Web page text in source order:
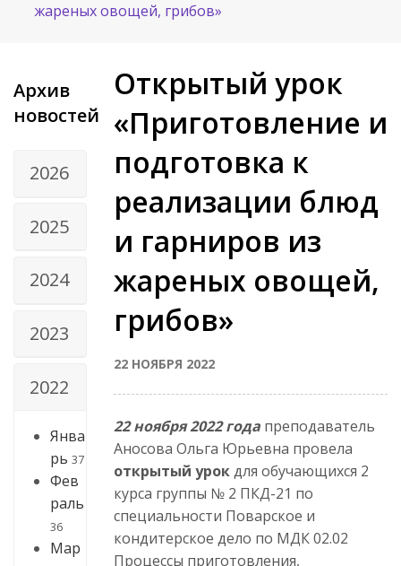
жареных овощей, грибов»
Архив
новостей
2026
2025
2024
2023
2022
Янва
рь 37
Фев
раль
36
Мар
Открытый урок
«Приготовление и
подготовка к
реализации блюд
и гарниров из
жареных овощей,
грибов»
22 НОЯБРЯ 2022
22 ноября 2022 года преподаватель
Аносова Ольга Юрьевна провела
открытый урокдля обучающихся 2
курса группы № 2 ПКД-21 по
специальности Поварское и
кондитерское дело по МДК 02.02
Процессы приготовления,